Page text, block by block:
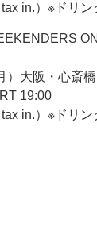
in.）※ドリン
）大阪・心斎
19:00
in.）※ドリン